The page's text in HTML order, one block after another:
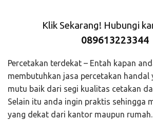
Klik Sekarang! Hubungi
089613223344
Percetakan terdekat – Entah kapan
membutuhkan jasa percetakan handal
mutu baik dari segi kualitas cetakan
Selain itu anda ingin praktis sehingga
yang dekat dari kantor maupun rumah.